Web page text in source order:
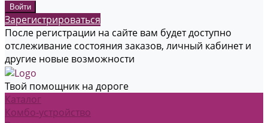
Зарегистрироваться
После регистрации на сайте вам будет доступно
отслеживание состояния заказов, личный кабинет и
другие новые возможности
Твой помощник на дороге
Каталог
Комбо-устройство